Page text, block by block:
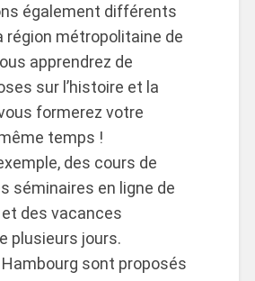
également différents
région métropolitaine de
apprendrez de
sur l’histoire et la
formerez votre
temps !
des cours de
séminaires en ligne de
des vacances
plusieurs jours.
sont proposés